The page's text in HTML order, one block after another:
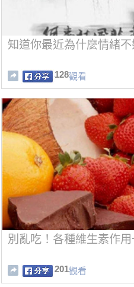
知道你最近為什麼情緒不
128觀看
別亂吃！各種維生素作
201觀看